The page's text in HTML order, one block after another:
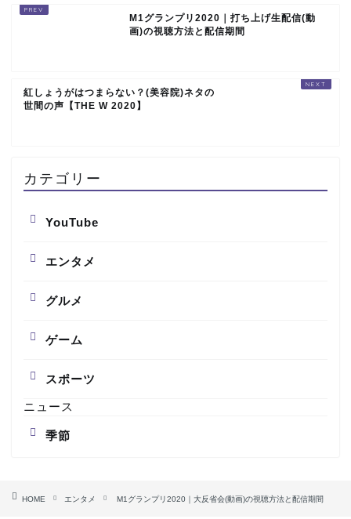
M1グランプリ2020｜打ち上げ生配信(動
画)の視聴方法と配信期間
紅しょうがはつまらない？(美容院)ネタの
世間の声【THE W 2020】
カテゴリー
YouTube
エンタメ
グルメ
ゲーム
スポーツ
ニュース
季節
HOME エンタメ M1グランプリ2020｜大反省会(動画)の視聴方法と配信期間